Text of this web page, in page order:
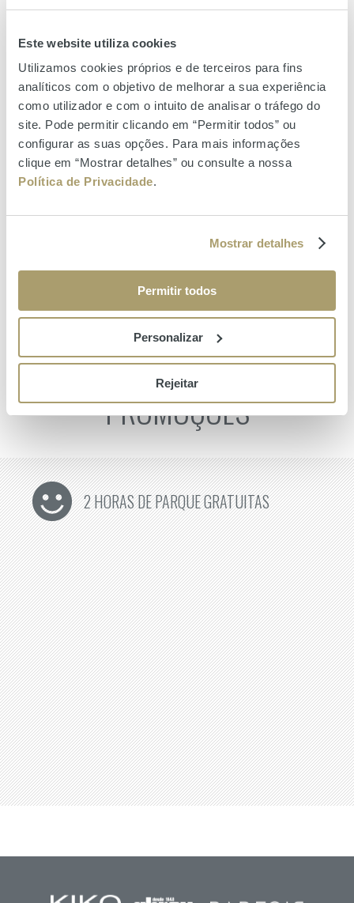
Este website utiliza cookies
Utilizamos cookies próprios e de terceiros para fins
analíticos com o objetivo de melhorar a sua experiência
como utilizador e com o intuito de analisar o tráfego do
site. Pode permitir clicando em “Permitir todos” ou
configurar as suas opções. Para mais informações
clique em “Mostrar detalhes” ou consulte a nossa
Política de Privacidade.
Mostrar detalhes
Permitir todos
Personalizar
Rejeitar
LEFTIES
ZIPPY
COISAS ORIGINAIS
PARFOIS
POLLUX
PUNT ROMA
SPRINGFIELD MAN & WOMAN
PROMOÇÕES
2 HORAS DE PARQUE GRATUITAS